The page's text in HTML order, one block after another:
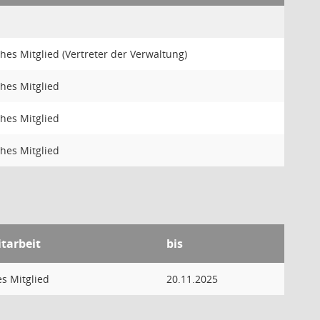
Mitglied (Vertreter der Verwaltung)
Mitglied
Mitglied
Mitglied
bis
Mitglied 20.11.2025